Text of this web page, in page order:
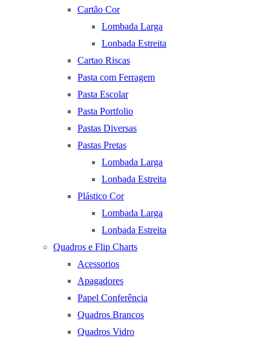
Cartão Cor
Lombada Larga
Lonbada Estreita
Cartao Riscas
Pasta com Ferragem
Pasta Escolar
Pasta Portfolio
Pastas Diversas
Pastas Pretas
Lombada Larga
Lonbada Estreita
Plástico Cor
Lombada Larga
Lonbada Estreita
Quadros e Flip Charts
Acessorios
Apagadores
Papel Conferência
Quadros Brancos
Quadros Vidro